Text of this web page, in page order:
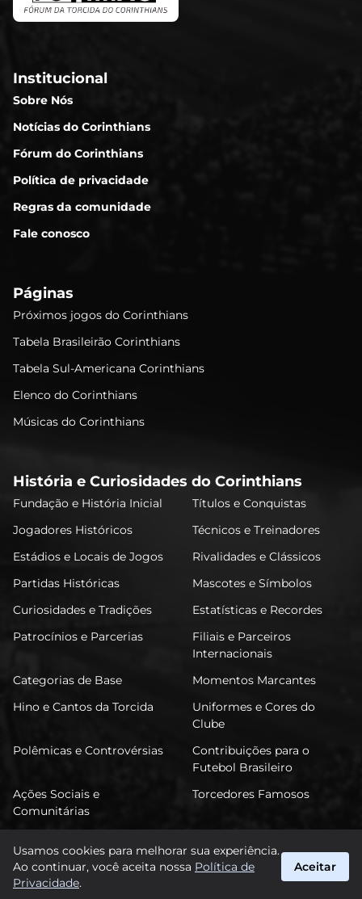
Institucional
Sobre Nós
Notícias do Corinthians
Fórum do Corinthians
Política de privacidade
Regras da comunidade
Fale conosco
Páginas
Próximos jogos do Corinthians
Tabela Brasileirão Corinthians
Tabela Sul-Americana Corinthians
Elenco do Corinthians
Músicas do Corinthians
História e Curiosidades do Corinthians
Fundação e História Inicial
Títulos e Conquistas
Jogadores Históricos
Técnicos e Treinadores
Estádios e Locais de Jogos
Rivalidades e Clássicos
Partidas Históricas
Mascotes e Símbolos
Curiosidades e Tradições
Estatísticas e Recordes
Patrocínios e Parcerias
Filiais e Parceiros
Internacionais
Categorias de Base
Momentos Marcantes
Hino e Cantos da Torcida
Uniformes e Cores do
Clube
Polêmicas e Controvérsias
Contribuições para o
Futebol Brasileiro
Ações Sociais e
Comunitárias
Torcedores Famosos
FuTimão
Usamos cookies para melhorar sua experiência.
Ao continuar, você aceita nossa Política de
Privacidade.
Aceitar